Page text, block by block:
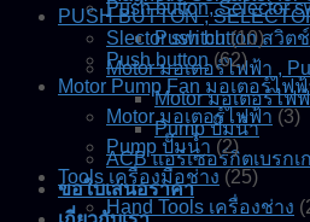
Push button, Selector
Push button สวิต
Motor มอเตอร์ไฟฟ้า ,
Motor มอเตอร์ไฟ
Pump ปั๊มน้ำ
ACB แอร์เซอร์กิตเบรกเ
ขอใบเสนอราคา
PUSH BUTTON ,
Slector switch (10)
Push button (62)
Motor Pump Fan มอเตอร์ไฟ
Motor มอเตอร์ไฟฟ้า (3)
Pump ปั๊มน้ำ (2)
Tools เครื่องมือช่าง (25)
Hand Tools เครื่องช่าง